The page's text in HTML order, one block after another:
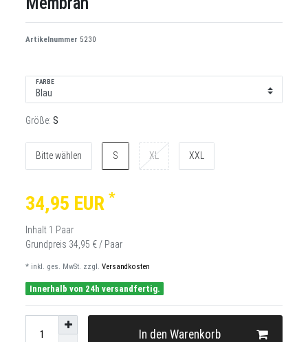
Artikelnummer5230
FARBE
Größe: S
Bitte wählen S XL XXL
34,95 EUR *
Inhalt 1 Paar
Grundpreis 34,95 € / Paar
* inkl. ges. MwSt. zzgl. Versandkosten
Innerhalb von 24h versandfertig.
In den Warenkorb